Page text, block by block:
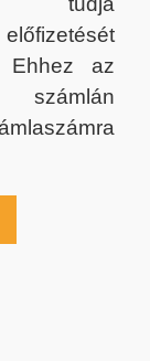
Ehhez az
számlán